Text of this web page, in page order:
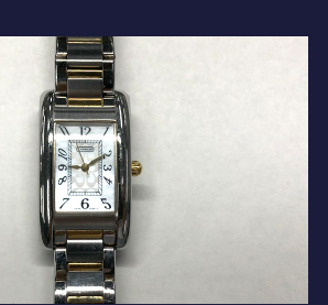
について
容から探す
ホール
ンド)/中留交換・駒調整
ドから探す
ら探す
れる・進む(クォーツ)
事例